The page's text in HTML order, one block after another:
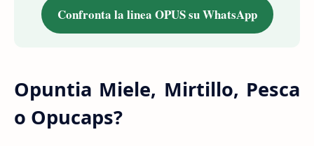
Confronta la linea OPUS su WhatsApp
Opuntia Miele, Mirtillo, Pesca
o Opucaps?